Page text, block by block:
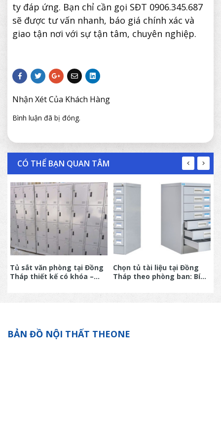
ty đáp ứng. Bạn chỉ cần gọi SĐT 0906.345.687
sẽ được tư vấn nhanh, báo giá chính xác và
giao tận nơi với sự tận tâm, chuyên nghiệp.
Nhận Xét Của Khách Hàng
Bình luận đã bị đóng.
CÓ THỂ BẠN QUAN TÂM
Tủ sắt văn phòng tại Đồng
Tháp thiết kế có khóa –
doanh nghiệp hiện đại
Chọn tủ tài liệu tại Đồng
Tháp theo phòng ban: Bí
BẢN ĐỒ NỘI THẤT THEONE